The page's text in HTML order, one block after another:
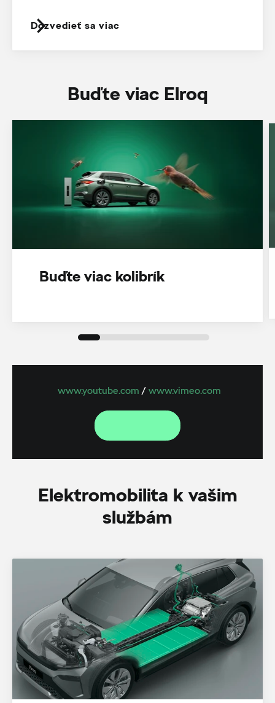
Dozvedieť sa viac
Buďte viac Elroq
Buďte viac kolibrík
www.youtube.com / www.vimeo.com
Elektromobilita k vašim
službám